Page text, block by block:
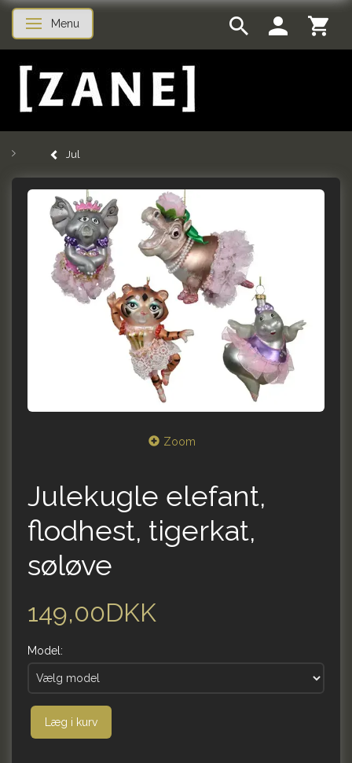
Skifte navigation
Menu
Jul
Zoom
Julekugle elefant,
flodhest, tigerkat,
søløve
149,00DKK
Model:
Læg i kurv